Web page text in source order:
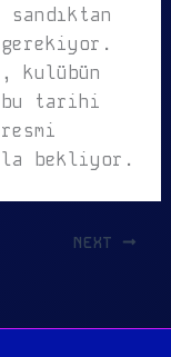
bu tarihi
bekliyor.
NEXT